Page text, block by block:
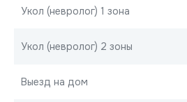
Укол (невролог) 1 зона
Укол (невролог) 2 зоны
Выезд на дом